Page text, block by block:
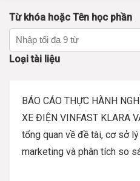
Từ khóa hoặc Tên học phần
Loại tài liệu
BÁO CÁO THỰC HÀNH
XE ĐIỆN VINFAST KLARA
tổng quan về đề tài, cơ sở
marketing và phân tích so